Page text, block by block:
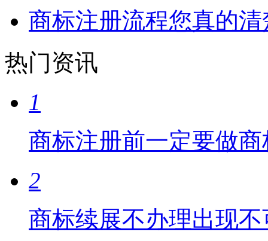
商标注册流程您真的清
热门资讯
1
商标注册前一定要做
2
商标续展不办理出现